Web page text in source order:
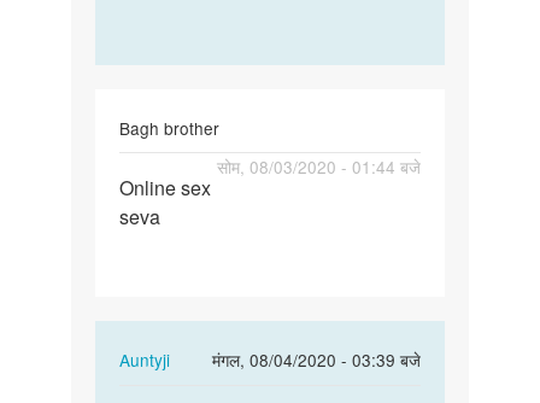
Bagh brother
सोम, 08/03/2020 - 01:44 बजे
Online
sex
Online sex
seva
Auntyji
मंगल, 08/04/2020 - 03:39 बजे
In